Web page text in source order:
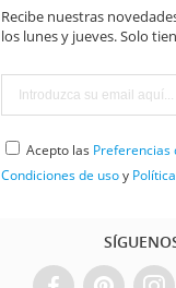
Recibe nuestras
los lunes y jueves. Solo
Acepto las Preferencias
Condiciones de usoy